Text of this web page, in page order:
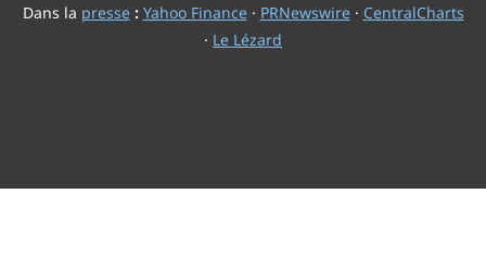
Dans la presse: Yahoo Finance· PRNewswire· CentralCharts
· Le Lézard